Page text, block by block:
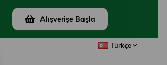
Alışverişe Başla
Türkçe